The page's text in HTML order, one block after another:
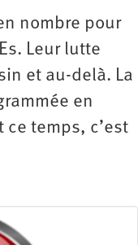
nombre pour
Leur lutte
et au-delà. La
en
temps, c’est